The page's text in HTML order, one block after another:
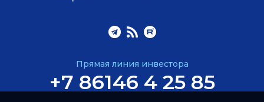
Прямая линия инвестора
+7 86146 4 25 85